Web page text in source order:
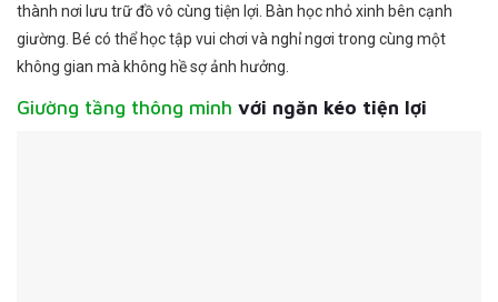
thành nơi lưu trữ đồ vô cùng tiện lợi. Bàn học nhỏ xinh bên cạnh
giường. Bé có thể học tập vui chơi và nghỉ ngơi trong cùng một
không gian mà không hề sợ ảnh hưởng.
Giường tầng thông minh với ngăn kéo tiện lợi